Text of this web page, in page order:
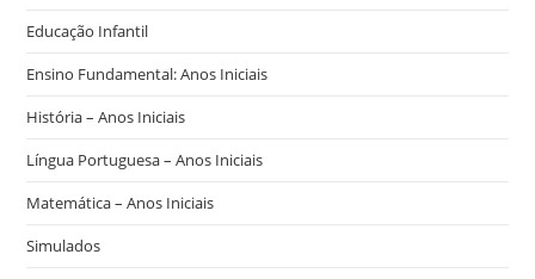
Educação Infantil
Ensino Fundamental: Anos Iniciais
História – Anos Iniciais
Língua Portuguesa – Anos Iniciais
Matemática – Anos Iniciais
Simulados